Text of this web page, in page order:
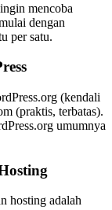
mencoba
dengan
per satu.
(kendali
(praktis, terbatas).
umumnya
hosting adalah